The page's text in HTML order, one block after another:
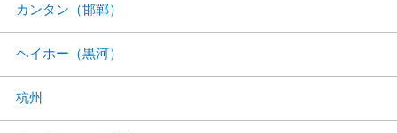
カンタン（邯鄲）
ヘイホー（黒河）
杭州